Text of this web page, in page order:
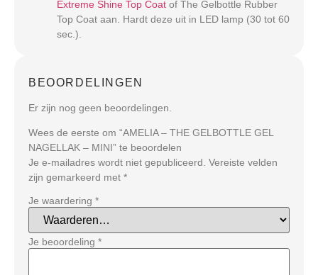
Extreme Shine Top Coat of The Gelbottle Rubber
Top Coat aan. Hardt deze uit in LED lamp (30 tot 60
sec.).
BEOORDELINGEN
Er zijn nog geen beoordelingen.
Wees de eerste om “AMELIA – THE GELBOTTLE GEL
NAGELLAK – MINI” te beoordelen
Je e-mailadres wordt niet gepubliceerd. Vereiste velden
zijn gemarkeerd met *
Je waardering *
Je beoordeling *